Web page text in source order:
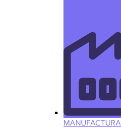
MANUFACTURA